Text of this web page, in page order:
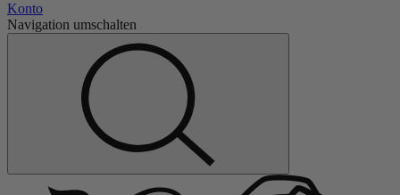
Konto
Navigation umschalten